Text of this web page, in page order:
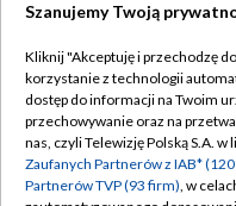
Abonament TVP
Emisja w TVP
Centrum informacji
Szanujemy Twoją
Kliknij "Akceptuję i przechodzę
korzystanie z technologii
dostęp do informacji na Twoim
przechowywanie oraz na
nas, czyli Telewizję Polską S.A.
Zaufanych Partnerów z IAB*
Partnerów TVP (93 firm), w